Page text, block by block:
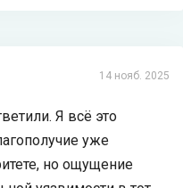
14 нояб. 2025
Я всё это
уже
но ощущение